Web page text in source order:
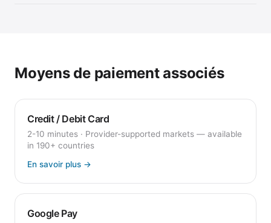
Moyens de paiement associés
Credit / Debit Card
2-10 minutes · Provider-supported markets — available
in 190+ countries
En savoir plus →
Google Pay